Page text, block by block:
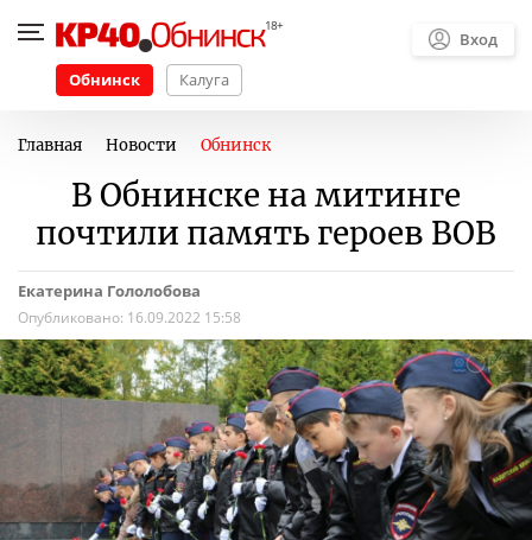
Обнинск Калуга
Вход
Главная Новости Обнинск
В Обнинске на митинге
почтили память героев ВОВ
Екатерина Гололобова
Опубликовано: 16.09.2022 15:58